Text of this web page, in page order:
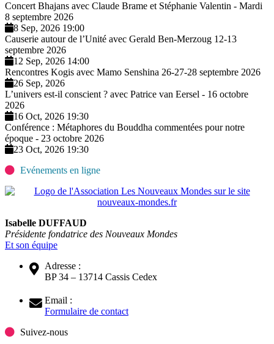
Concert Bhajans avec Claude Brame et Stéphanie Valentin - Mardi
8 septembre 2026
8 Sep, 2026 19:00
Causerie autour de l’Unité avec Gerald Ben-Merzoug 12-13
septembre 2026
12 Sep, 2026 14:00
Rencontres Kogis avec Mamo Senshina 26-27-28 septembre 2026
26 Sep, 2026
L’univers est-il conscient ? avec Patrice van Eersel - 16 octobre
2026
16 Oct, 2026 19:30
Conférence : Métaphores du Bouddha commentées pour notre
époque - 23 octobre 2026
23 Oct, 2026 19:30
Evénements en ligne
Isabelle DUFFAUD
Présidente fondatrice des Nouveaux Mondes
Et son équipe
Adresse :
BP 34 – 13714 Cassis Cedex
Email :
Formulaire de contact
Suivez-nous